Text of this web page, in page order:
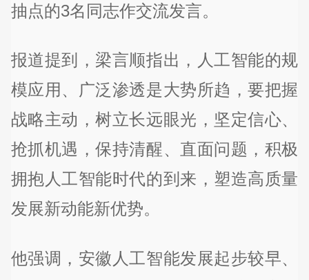
抽点的3名同志作交流发言。
报道提到，梁言顺指出，人工智能的规
模应用、广泛渗透是大势所趋，要把握
战略主动，树立长远眼光，坚定信心、
抢抓机遇，保持清醒、直面问题，积极
拥抱人工智能时代的到来，塑造高质量
发展新动能新优势。
他强调，安徽人工智能发展起步较早、